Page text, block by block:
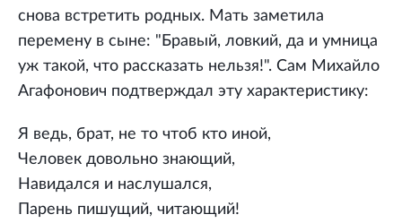
снова встретить родных. Мать заметила
перемену в сыне: "Бравый, ловкий, да и умница
уж такой, что рассказать нельзя!". Сам Михайло
Агафонович подтверждал эту характеристику:
Я ведь, брат, не то чтоб кто иной,
Человек довольно знающий,
Навидался и наслушался,
Парень пишущий, читающий!